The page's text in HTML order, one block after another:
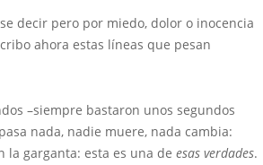
pero por miedo, dolor o inocencia
ahora estas líneas que pesan
–siempre bastaron unos segundos
nada, nadie muere, nada cambia:
la garganta: esta es una de esas verdades.